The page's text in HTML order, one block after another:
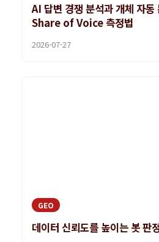
AI 답변 경쟁 분석과 개체 자동
Share of Voice 측정법
2026-07-27
GEO
데이터 신뢰도를 높이는 봇 판